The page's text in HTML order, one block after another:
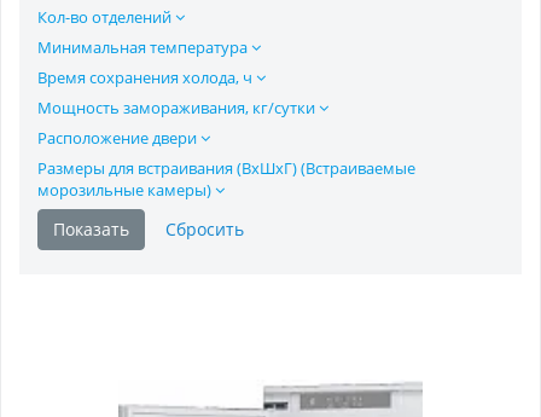
Кол-во отделений
Минимальная температура
Время сохранения холода, ч
Мощность замораживания, кг/сутки
Расположение двери
Размеры для встраивания (ВхШхГ) (Встраиваемые
морозильные камеры)